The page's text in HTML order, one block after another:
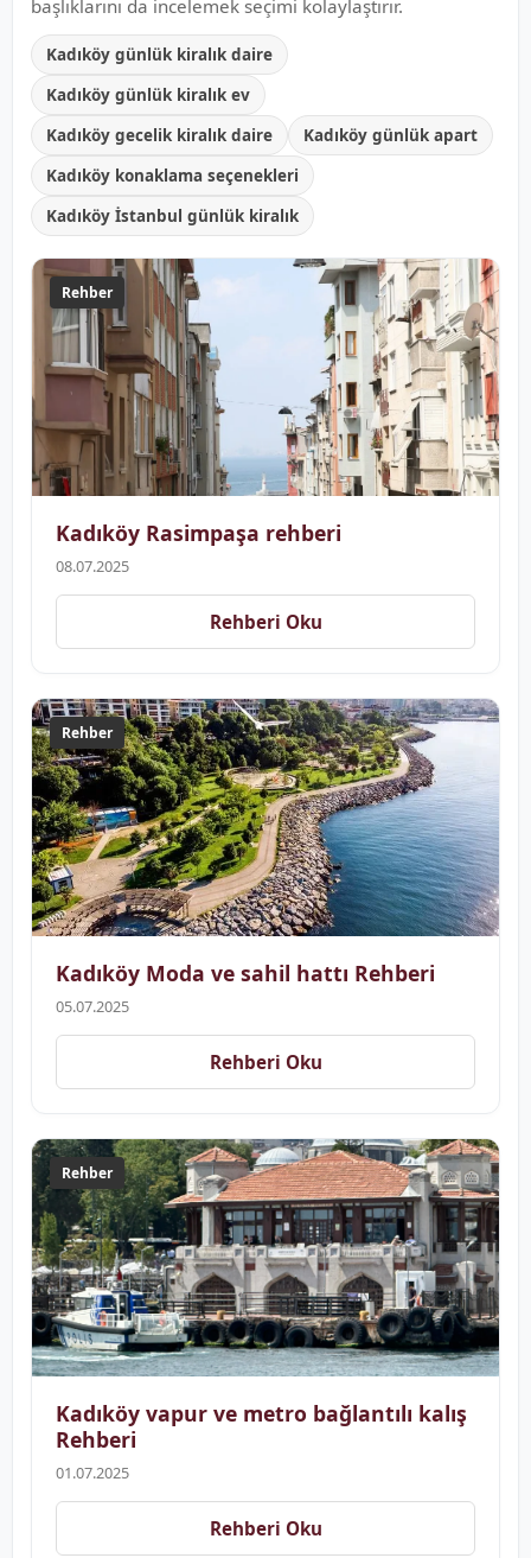
başlıklarını da incelemek seçimi kolaylaştırır.
Kadıköy günlük kiralık daire
Kadıköy günlük kiralık ev
Kadıköy gecelik kiralık daire
Kadıköy günlük apart
Kadıköy konaklama seçenekleri
Kadıköy İstanbul günlük kiralık
Rehber
Kadıköy Rasimpaşa rehberi
08.07.2025
Rehberi Oku
Rehber
Kadıköy Moda ve sahil hattı Rehberi
05.07.2025
Rehberi Oku
Rehber
Kadıköy vapur ve metro bağlantılı kalış
Rehberi
01.07.2025
Rehberi Oku